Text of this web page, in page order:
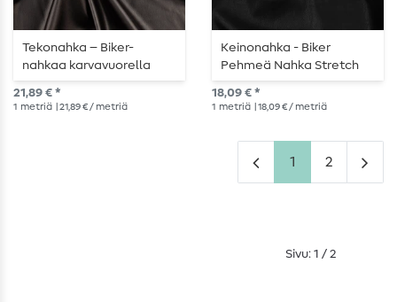
Tekonahka – Biker-
nahkaa karvavuorella
musta
21,89 € *
1 metriä | 21,89 € / metriä
Keinonahka - Biker
Pehmeä Nahka Stretch
Musta
18,09 € *
1 metriä | 18,09 € / metriä
1 2
Sivu: 1 / 2